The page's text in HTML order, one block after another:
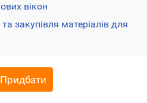
вікон
закупівля матеріалів для
Придбати